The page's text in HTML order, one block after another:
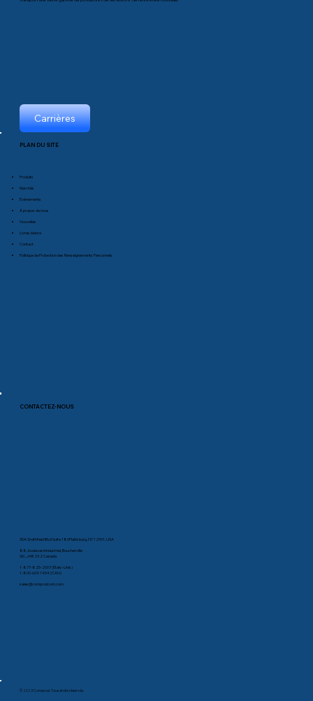
Carrières
PLAN DU SITE
Produits
Marchés
Événements
À propos de nous
Nouvelles
Livres blancs
Contact
Politique de Protection des Renseignements Personnels
CONTACTEZ-NOUS
35A Smithfield Blvd Suite 180Plattsburg, NY 12901, USA
88, boulevard Industriel, Boucherville
QC, J4B 2X2 Canada
1-877-825-2007 (États-Unis)
1-800-603-1454 (CAN)
sales@comprodcom.com
© 2023 Comprod. Tous droits réservés.